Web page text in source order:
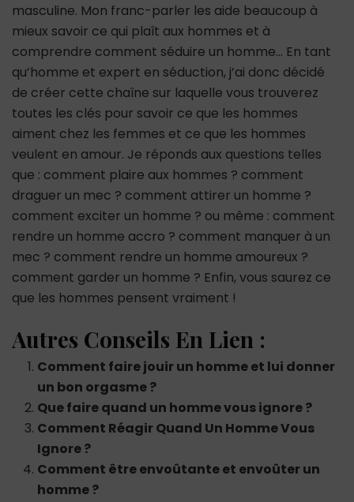
masculine. Mon franc-parler les aide beaucoup à
mieux savoir ce qui plaît aux hommes et à
comprendre comment séduire un homme… En tant
qu’homme et expert en séduction, j’ai donc décidé
de créer cette chaîne sur laquelle vous trouverez
toutes les clés pour savoir ce que les hommes
aiment chez les femmes et ce que les hommes
veulent en amour. Je réponds aux questions telles
que : comment plaire aux hommes ? comment
draguer un mec ? comment attirer un homme ?
comment exciter un homme ? ou même : comment
rendre un homme accro ? comment manquer à un
mec ? comment rendre un homme amoureux ?
comment garder un homme ? Enfin, vous saurez ce
que les hommes pensent vraiment !
Autres Conseils En Lien :
Comment faire jouir un homme et lui donner
un bon orgasme ?
Que faire quand un homme vous ignore ?
Comment Réagir Quand Un Homme Vous
Ignore ?
Comment être envoûtante et envoûter un
homme ?